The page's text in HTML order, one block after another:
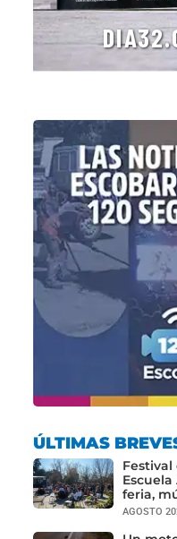
ÚLTIMAS
Festival
feria,
AGOSTO